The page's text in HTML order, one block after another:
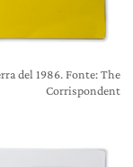
del 1986. Fonte: The
Corrispondent